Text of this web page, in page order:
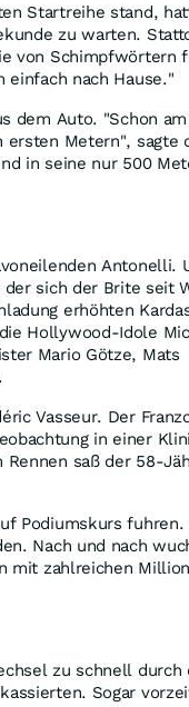
Startreihe stand,
zu warten.
von Schimpfwörtern
nach Hause."
dem Auto. "Schon
ersten Metern", sagte
in seine nur 500
Antonelli.
sich der Brite seit
erhöhten
Hollywood-Idole
Mario Götze, Mats
Vasseur. Der
in einer
saß der 58-
Podiumskurs fuhren.
Nach und nach
mit zahlreichen
zu schnell durch
Sogar